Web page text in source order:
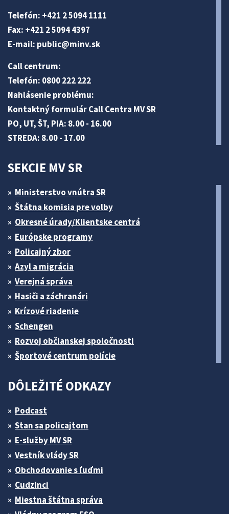
Telefón: +421 2 5094 1111
Fax: +421 2 5094 4397
E-mail: public@minv.sk
Call centrum:
Telefón: 0800 222 222
Nahlásenie problému:
Kontaktný formulár Call Centra MV SR
PO, UT, ŠT, PIA: 8.00 - 16.00
STREDA: 8.00 - 17.00
SEKCIE MV SR
Ministerstvo vnútra SR
Štátna komisia pre volby
Okresné úrady/Klientske centrá
Európske programy
Policajný zbor
Azyl a migrácia
Verejná správa
Hasiči a záchranári
Krízové riadenie
Schengen
Rozvoj občianskej spoločnosti
Športové centrum polície
DÔLEŽITÉ ODKAZY
Podcast
Stan sa policajtom
E-služby MV SR
Vestník vlády SR
Obchodovanie s ľuďmi
Cudzinci
Miestna štátna správa